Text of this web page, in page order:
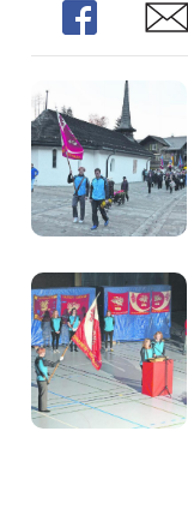
Share
Share